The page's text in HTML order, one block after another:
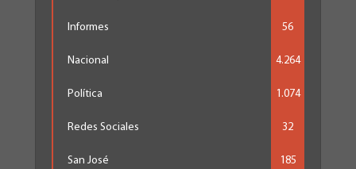
Informes 56
Nacional 4.264
Política 1.074
Redes Sociales 32
San José 185